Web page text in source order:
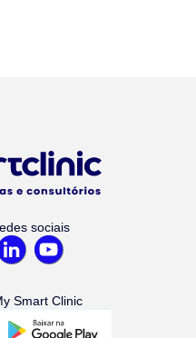
sociais
Smart Clinic